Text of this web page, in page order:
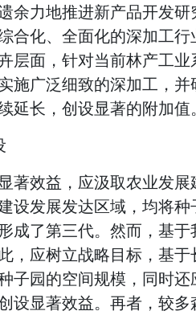
余力地推进新产品开发
合化、全面化的深加工行
层面，针对当前林产工业
施广泛细致的深加工，
延长，创设显著的附加值。
著效益，应汲取农业发
设发展发达区域，均将
成了第三代。然而，基于
，应树立战略目标，基
子园的空间规模，同时
设显著效益。再者，较